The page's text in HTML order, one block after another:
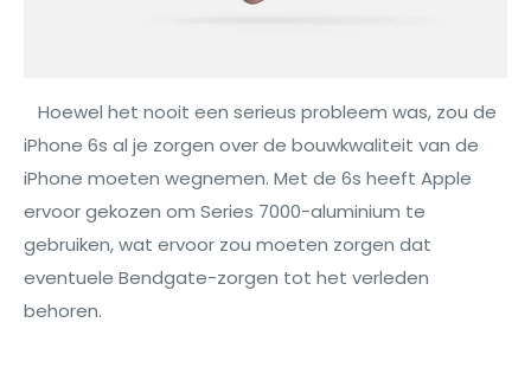
Hoewel het nooit een serieus probleem was, zou de
iPhone 6s al je zorgen over de bouwkwaliteit van de
iPhone moeten wegnemen. Met de 6s heeft Apple
ervoor gekozen om Series 7000-aluminium te
gebruiken, wat ervoor zou moeten zorgen dat
eventuele Bendgate-zorgen tot het verleden
behoren.